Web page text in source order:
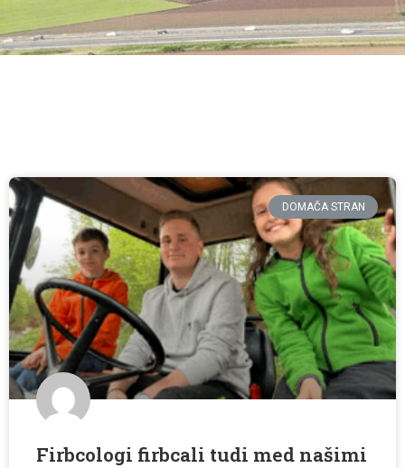
DOMAČA STRAN
Firbcologi firbcali tudi med našimi